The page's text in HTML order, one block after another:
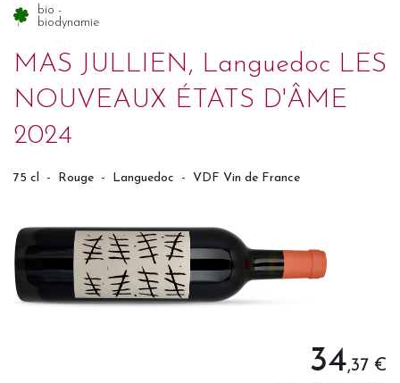
bio -
biodynamie
MAS JULLIEN, Languedoc LES
NOUVEAUX ÉTATS D'ÂME
2024
75 cl - Rouge - Languedoc - VDF Vin de France
34,37 €